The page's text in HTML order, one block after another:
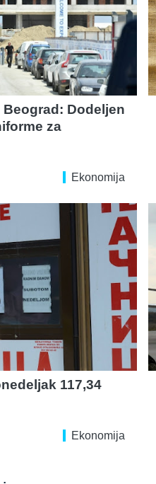
Dodeljen
za
Ekonomija
117,34
Ekonomija